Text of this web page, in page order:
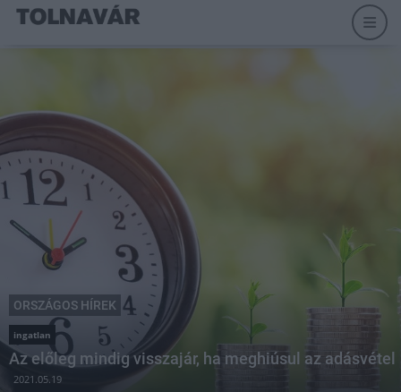
ORSZÁGOS HÍREK
ingatlan
Az előleg mindig visszajár, ha meghiúsul az adásvétel
2021.05.19